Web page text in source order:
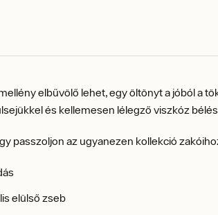
elbűvölő lehet, egy öltönyt a jóból a
és kellemesen lélegző viszkóz
passzoljon az ugyanezen kollekció
elülső zseb